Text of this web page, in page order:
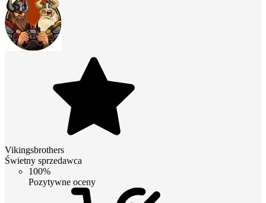
Vikingsbrothers
Świetny sprzedawca
100%
Pozytywne oceny